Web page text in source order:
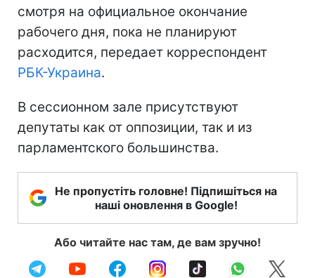
смотря на официальное окончание
рабочего дня, пока не планируют
расходится, передает корреспондент
РБК-Украина.
В сессионном зале присутствуют
депутаты как от оппозиции, так и из
парламентского большинства.
Не пропустіть головне! Підпишіться на
наші оновлення в Google!
Або читайте нас там, де вам зручно!